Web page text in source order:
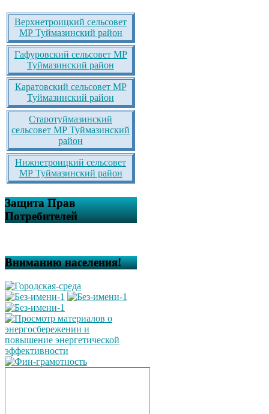
Верхнетроицкий сельсовет
МР Туймазинский район
Гафуровский сельсовет МР
Туймазинский район
Каратовский сельсовет МР
Туймазинский район
Старотуймазинский
сельсовет МР Туймазинский
район
Нижнетроицкий сельсовет
МР Туймазинский район
Защита Прав
Потребителей
Вниманию населения!